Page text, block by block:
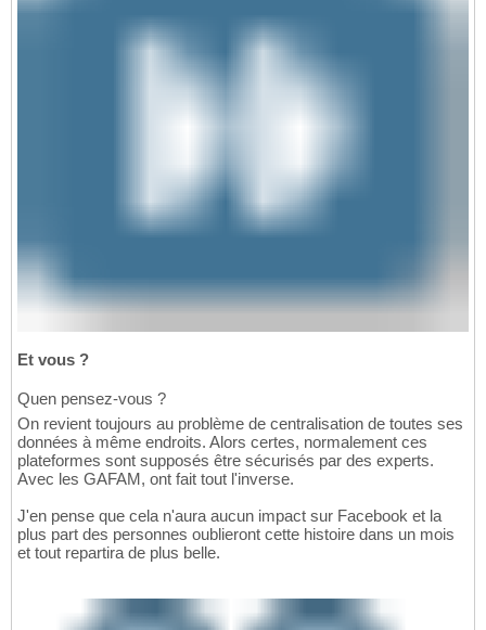
Et vous ?
Quen pensez-vous ?
On revient toujours au problème de centralisation de toutes ses
données à même endroits. Alors certes, normalement ces
plateformes sont supposés être sécurisés par des experts.
Avec les GAFAM, ont fait tout l'inverse.
J'en pense que cela n'aura aucun impact sur Facebook et la
plus part des personnes oublieront cette histoire dans un mois
et tout repartira de plus belle.